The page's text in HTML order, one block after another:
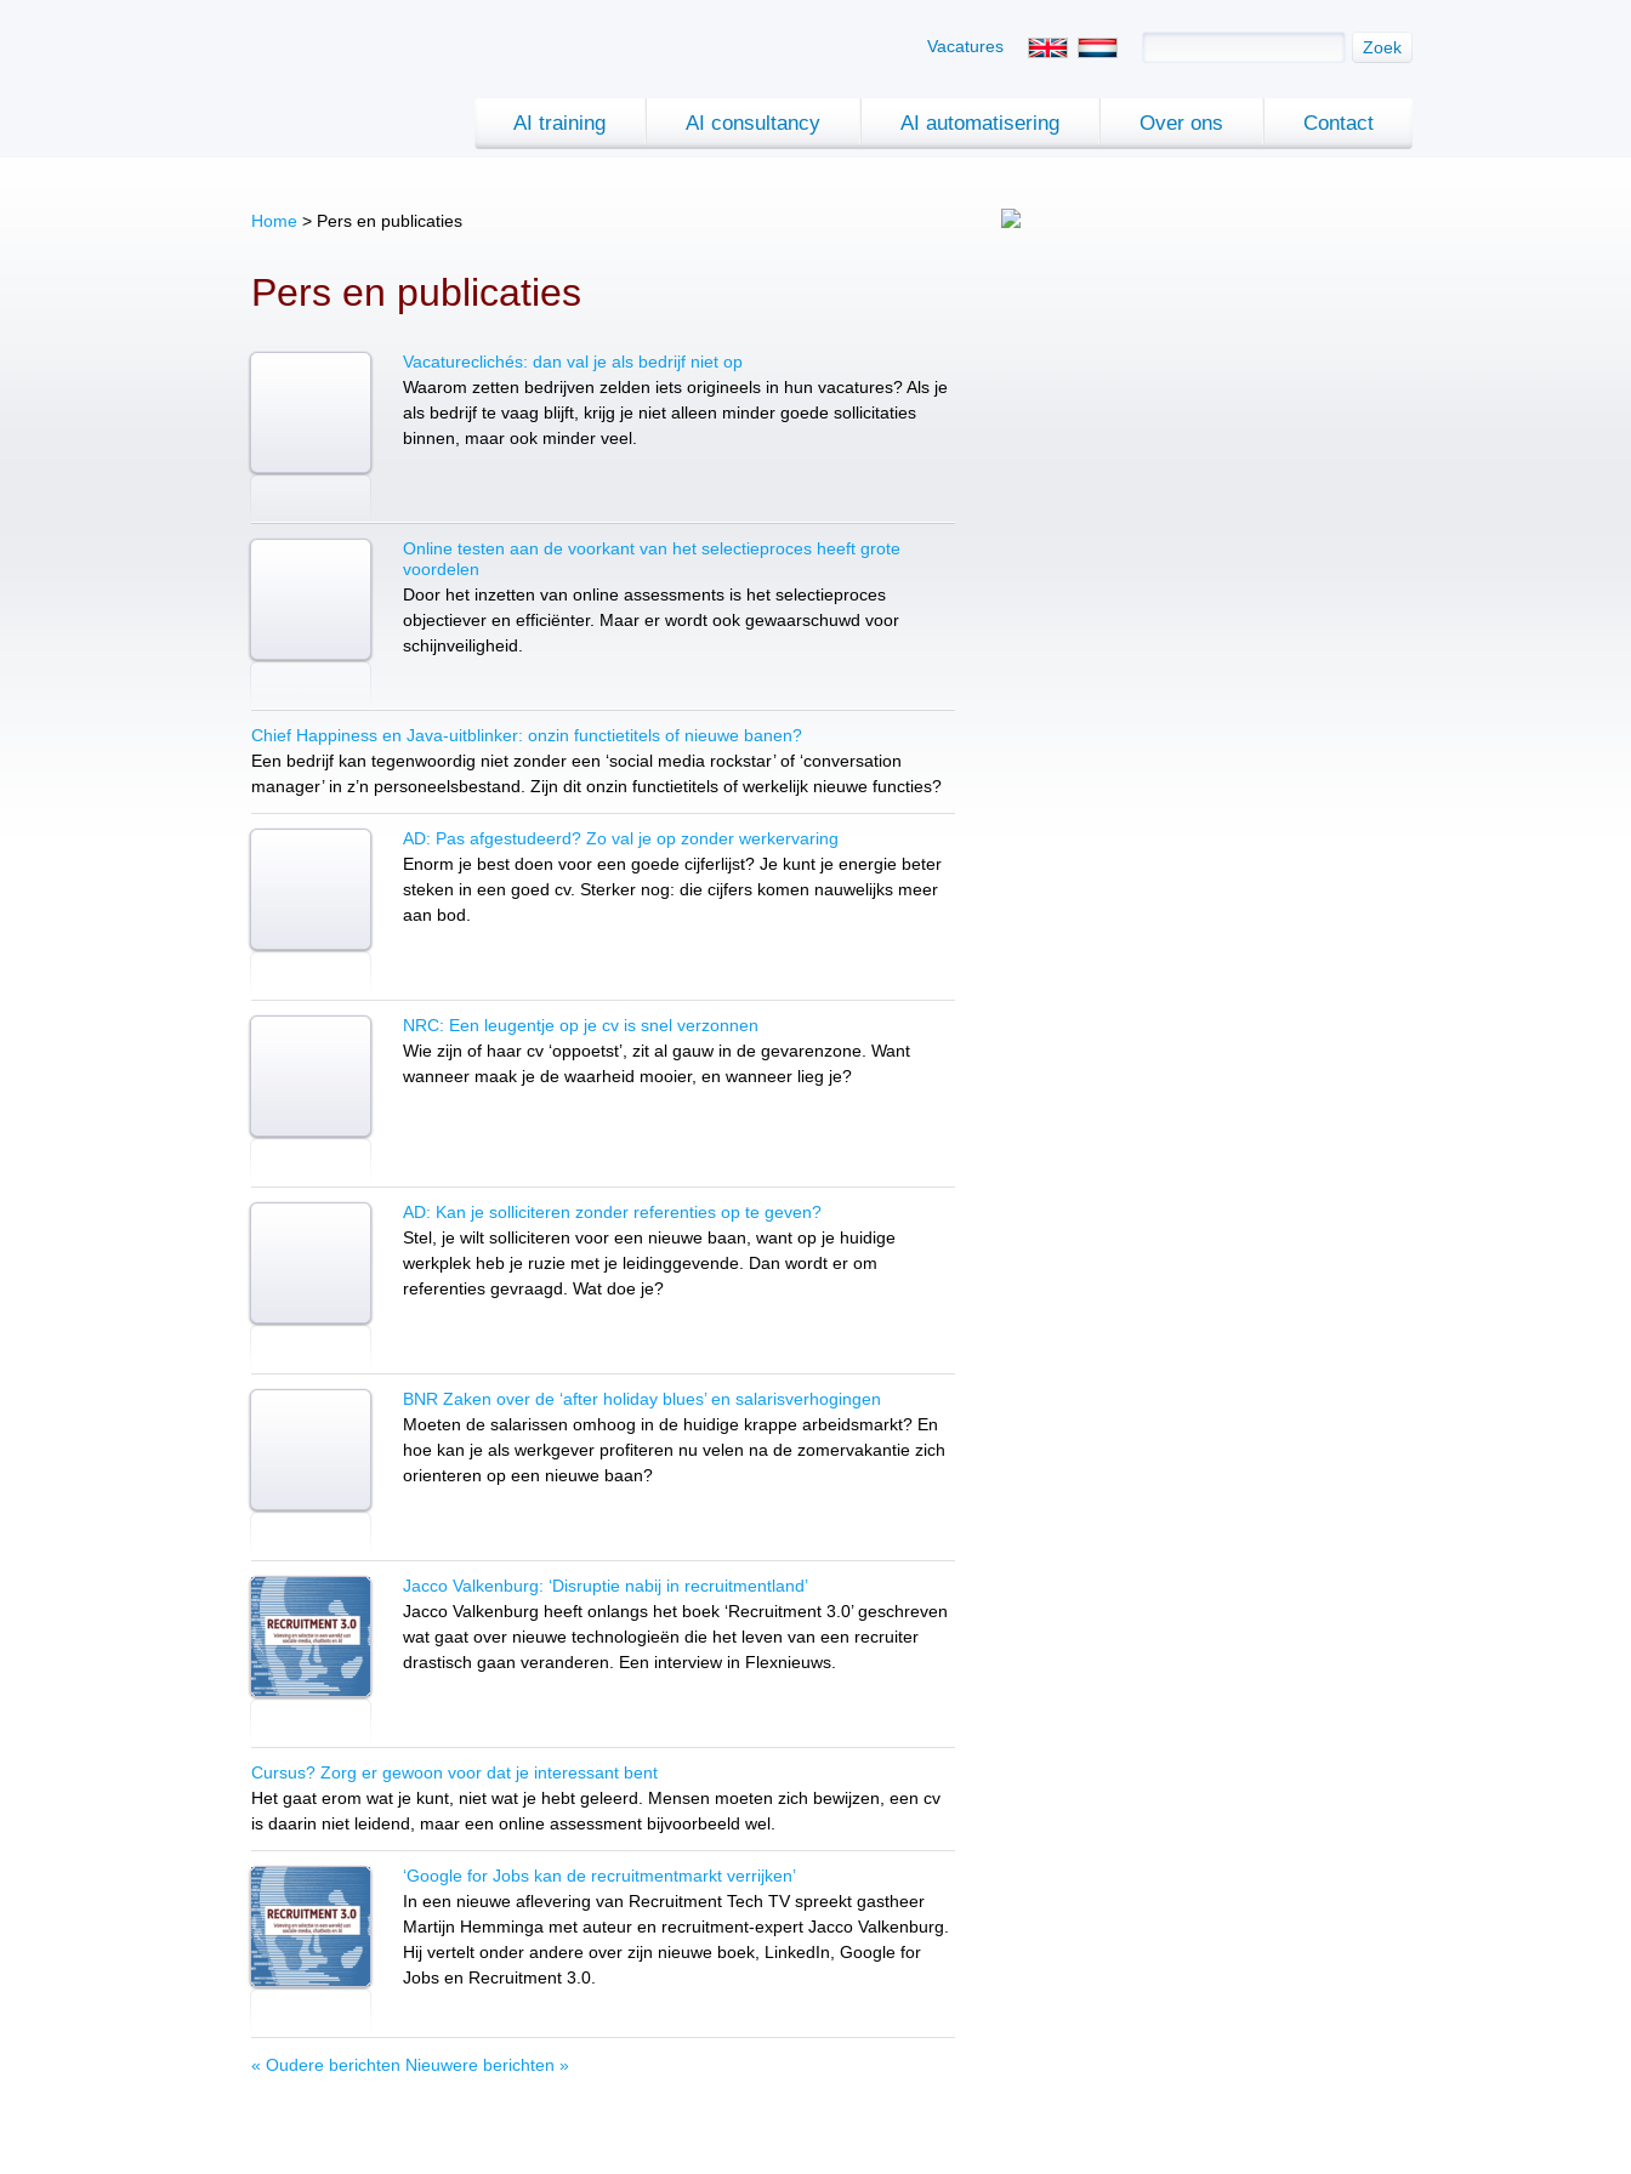
AI training AI consultancy AI automatisering Over ons Contact
Zoek
Vacatures
Home > Pers en publicaties
Pers en publicaties
Vacatureclichés: dan val je als bedrijf niet op
Waarom zetten bedrijven zelden iets origineels in hun vacatures? Als je
als bedrijf te vaag blijft, krijg je niet alleen minder goede sollicitaties
binnen, maar ook minder veel.
Online testen aan de voorkant van het selectieproces heeft grote
voordelen
Door het inzetten van online assessments is het selectieproces
objectiever en efficiënter. Maar er wordt ook gewaarschuwd voor
schijnveiligheid.
Chief Happiness en Java-uitblinker: onzin functietitels of nieuwe banen?
Een bedrijf kan tegenwoordig niet zonder een ‘social media rockstar’ of ‘conversation
manager’ in z’n personeelsbestand. Zijn dit onzin functietitels of werkelijk nieuwe functies?
AD: Pas afgestudeerd? Zo val je op zonder werkervaring
Enorm je best doen voor een goede cijferlijst? Je kunt je energie beter
steken in een goed cv. Sterker nog: die cijfers komen nauwelijks meer
aan bod.
NRC: Een leugentje op je cv is snel verzonnen
Wie zijn of haar cv ‘oppoetst’, zit al gauw in de gevarenzone. Want
wanneer maak je de waarheid mooier, en wanneer lieg je?
AD: Kan je solliciteren zonder referenties op te geven?
Stel, je wilt solliciteren voor een nieuwe baan, want op je huidige
werkplek heb je ruzie met je leidinggevende. Dan wordt er om
referenties gevraagd. Wat doe je?
BNR Zaken over de ‘after holiday blues’ en salarisverhogingen
Moeten de salarissen omhoog in de huidige krappe arbeidsmarkt? En
hoe kan je als werkgever profiteren nu velen na de zomervakantie zich
orienteren op een nieuwe baan?
Jacco Valkenburg: ‘Disruptie nabij in recruitmentland’
Jacco Valkenburg heeft onlangs het boek ‘Recruitment 3.0’ geschreven
wat gaat over nieuwe technologieën die het leven van een recruiter
drastisch gaan veranderen. Een interview in Flexnieuws.
Cursus? Zorg er gewoon voor dat je interessant bent
Het gaat erom wat je kunt, niet wat je hebt geleerd. Mensen moeten zich bewijzen, een cv
is daarin niet leidend, maar een online assessment bijvoorbeeld wel.
‘Google for Jobs kan de recruitmentmarkt verrijken’
In een nieuwe aflevering van Recruitment Tech TV spreekt gastheer
Martijn Hemminga met auteur en recruitment-expert Jacco Valkenburg.
Hij vertelt onder andere over zijn nieuwe boek, LinkedIn, Google for
Jobs en Recruitment 3.0.
« Oudere berichten Nieuwere berichten »